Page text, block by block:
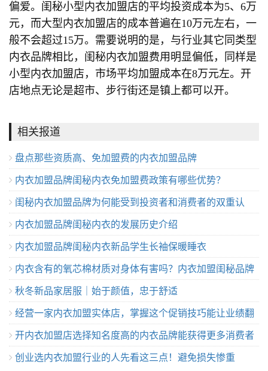
偏爱。闺秘小型内衣加盟店的平均投资成本为5、6万
元，而大型内衣加盟店的成本普遍在10万元左右，一
般不会超过15万。需要说明的是，与行业其它同类型
内衣品牌相比，闺秘内衣加盟费用明显偏低，同样是
小型内衣加盟店，市场平均加盟成本在8万元左。开
店地点无论是超市、步行街还是镇上都可以开。
相关报道
盘点那些资质高、免加盟费的内衣加盟品牌
内衣加盟品牌闺秘内衣免加盟费政策有哪些优势？
闺秘内衣加盟品牌为何能受到投资者和消费者的双重认
可？
内衣加盟品牌闺秘内衣的发展历史介绍
内衣加盟品牌闺秘内衣新品学生长袖保暖睡衣
内衣含有的氧芯棉材质对身体有害吗？内衣加盟闺秘品牌
解说
秋冬新品家居服｜始于颜值，忠于舒适
经营一家内衣加盟实体店，掌握这个促销技巧能让业绩翻
倍开内衣加盟店选择知名度高的内衣品牌能获得更多消费者
支持
创业选内衣加盟行业的人先看这三点！避免损失惨重